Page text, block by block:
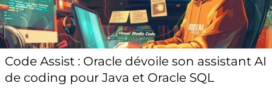
Code Assist : Oracle dévoile son assistant AI
de coding pour Java et Oracle SQL